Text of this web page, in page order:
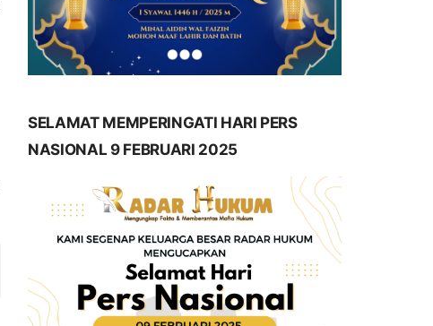
SELAMAT MEMPERINGATI HARI PERS
NASIONAL 9 FEBRUARI 2025